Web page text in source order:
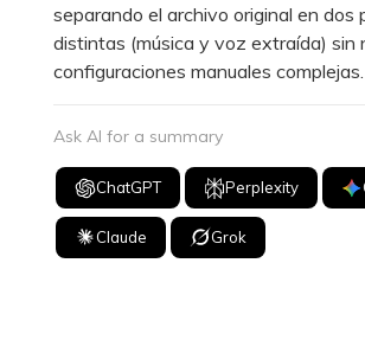
separando el archivo original en dos
distintas (música y voz extraída) sin
configuraciones manuales complejas.
Ask AI for a summary
ChatGPT Perplexity
Claude Grok